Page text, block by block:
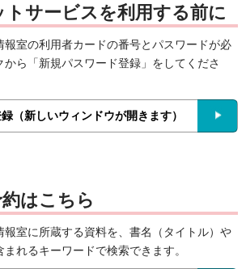
サービスを利用する前に
報室の利用者カードの番号とパスワードが必
ら「新規パスワード登録」をしてくださ
（新しいウィンドウが開きます）
はこちら
報室に所蔵する資料を、書名（タイトル）や
れるキーワードで検索できます。